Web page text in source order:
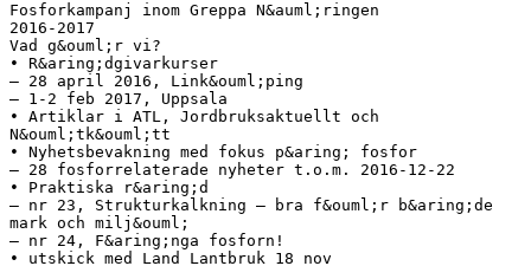
Fosforkampanj inom Greppa N&auml;ringen
2016-2017
Vad g&ouml;r vi?
• R&aring;dgivarkurser
– 28 april 2016, Link&ouml;ping
– 1-2 feb 2017, Uppsala
• Artiklar i ATL, Jordbruksaktuellt och
N&ouml;tk&ouml;tt
• Nyhetsbevakning med fokus p&aring; fosfor
– 28 fosforrelaterade nyheter t.o.m. 2016-12-22
• Praktiska r&aring;d
– nr 23, Strukturkalkning – bra f&ouml;r b&aring;de
mark och milj&ouml;
– nr 24, F&aring;nga fosforn!
• utskick med Land Lantbruk 18 nov